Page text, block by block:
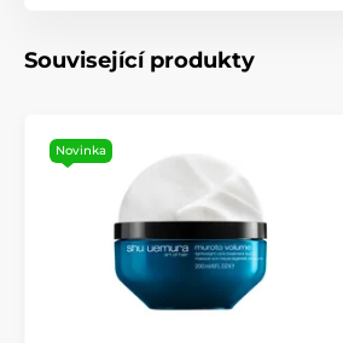
Související produkty
Novinka